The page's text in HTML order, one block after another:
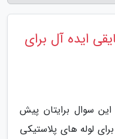
ایده آل برای
سوال برایتان پیش
لوله های پلاستیکی